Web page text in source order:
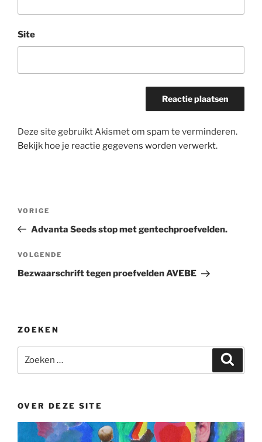
Site
Deze site gebruikt Akismet om spam te verminderen.
Bekijk hoe je reactie gegevens worden verwerkt.
Vorig
bericht
VORIGE
Advanta Seeds stop met gentechproefvelden.
Volgend
bericht
VOLGENDE
Bezwaarschrift tegen proefvelden AVEBE
ZOEKEN
naar:
OVER DEZE SITE